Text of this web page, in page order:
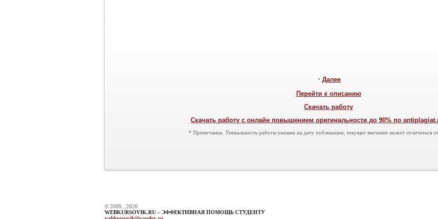
• Далее
Перейти к описанию
Скачать работу
Скачать работу с онлайн повышением оригинальности до 90% по
* Примечание. Уникальность работы указана на дату публикации, текущее значение может отличаться от
© 2009...2026
WEBKURSOVIK.RU – ЭФФЕКТИВНАЯ ПОМОЩЬ СТУДЕНТУ